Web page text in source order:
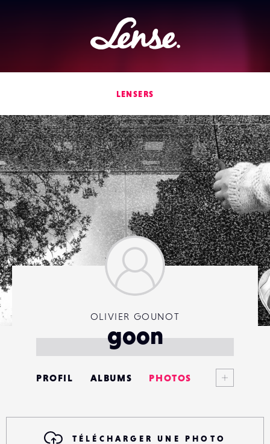
Lense
LENSERS
OLIVIER GOUNOT
goon
PROFIL ALBUMS PHOTOS
TÉLÉCHARGER UNE PHOTO